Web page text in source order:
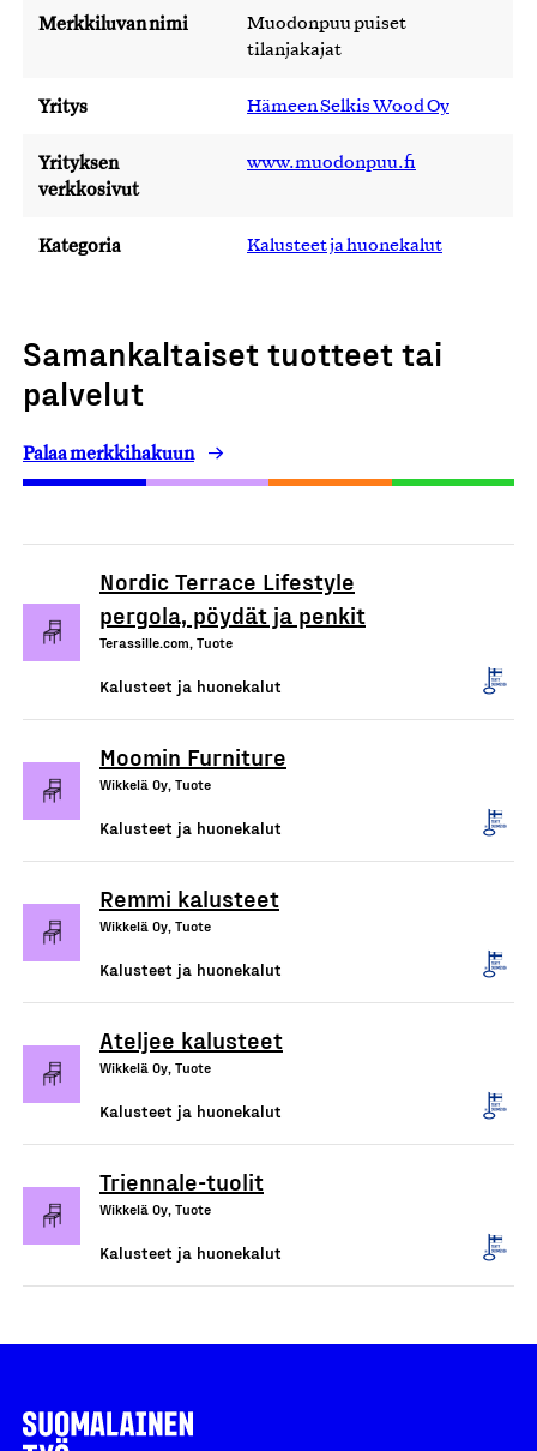
Merkkiluvan nimi
Muodonpuu puiset
tilanjakajat
Yritys Hämeen Selkis Wood Oy
Yrityksen
verkkosivut
www.muodonpuu.fi
Kategoria Kalusteet ja huonekalut
Samankaltaiset tuotteet tai
palvelut
Palaa merkkihakuun
Nordic Terrace Lifestyle
pergola, pöydät ja penkit
Terassille.com, Tuote
Kalusteet ja huonekalut
Moomin Furniture
Wikkelä Oy, Tuote
Kalusteet ja huonekalut
Remmi kalusteet
Wikkelä Oy, Tuote
Kalusteet ja huonekalut
Ateljee kalusteet
Wikkelä Oy, Tuote
Kalusteet ja huonekalut
Triennale-tuolit
Wikkelä Oy, Tuote
Kalusteet ja huonekalut